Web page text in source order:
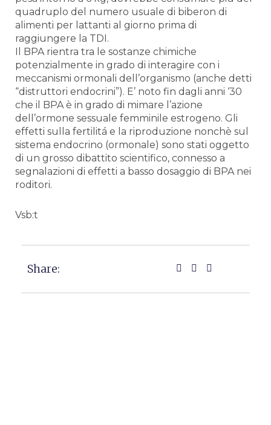
quadruplo del numero usuale di biberon di
alimenti per lattanti al giorno prima di
raggiungere la TDI.
Il BPA rientra tra le sostanze chimiche
potenzialmente in grado di interagire con i
meccanismi ormonali dell’organismo (anche detti
“distruttori endocrini”). E’ noto fin dagli anni ‘30
che il BPA è in grado di mimare l’azione
dell’ormone sessuale femminile estrogeno. Gli
effetti sulla fertilitá e la riproduzione nonchè sul
sistema endocrino (ormonale) sono stati oggetto
di un grosso dibattito scientifico, connesso a
segnalazioni di effetti a basso dosaggio di BPA nei
roditori.
Vsb:t
Share: